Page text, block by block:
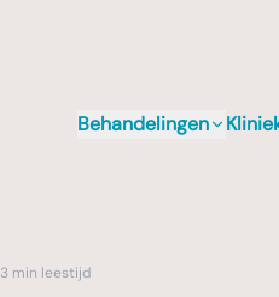
Behandelingen
3 min leestijd